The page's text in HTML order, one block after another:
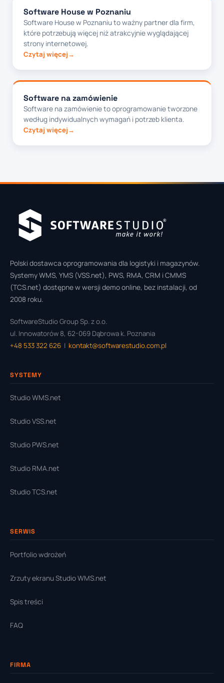
Software House w Poznaniu
Software House w Poznaniu to ważny partner dla firm,
które potrzebują więcej niż atrakcyjnie wyglądającej
strony internetowej.
Czytaj więcej
Software na zamówienie
Software na zamówienie to oprogramowanie tworzone
według indywidualnych wymagań i potrzeb klienta.
Czytaj więcej
Polski dostawca oprogramowania dla logistyki i magazynów.
Systemy WMS, YMS (VSS.net), PWS, RMA, CRM i CMMS
(TCS.net) dostępne w wersji demo online, bez instalacji, od
2008 roku.
SoftwareStudio Group Sp. z o.o.
ul. Innowatorów 8, 62-069 Dąbrowa k. Poznania
+48 533 322 626 | kontakt@softwarestudio.com.pl
SYSTEMY
Studio WMS.net
Studio VSS.net
Studio PWS.net
Studio RMA.net
Studio TCS.net
SERWIS
Portfolio wdrożeń
Zrzuty ekranu Studio WMS.net
Spis treści
FAQ
FIRMA